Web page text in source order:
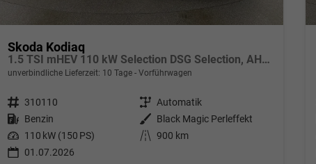
Skoda Kodiaq
1.5 TSI mHEV 110 kW Selection DSG Selection, AHK, Navi, Side, Kamera, Winter, 4 J.- Garantie
unverbindliche Lieferzeit: 10 Tage Vorführwagen
Fahrzeugnr. 310110 Getriebe Automatik
Kraftstoff Benzin Außenfarbe
Black Magic Perleffekt
Leistung 110 kW (150 PS) Kilometerstand 900 km
01.07.2026